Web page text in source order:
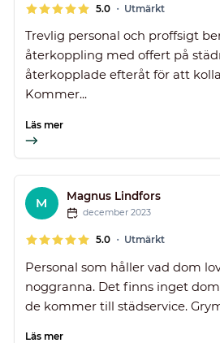
5.0 • Utmärkt
Trevlig personal och proffsigt
återkoppling med offert på
återkopplade efteråt för att
Kommer...
Läs mer
M Magnus Lindfors
december 2023
5.0 • Utmärkt
Personal som håller vad dom
noggranna. Det finns inget
de kommer till städservice.
Läs mer